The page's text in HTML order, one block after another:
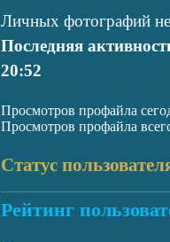
Личных фотографий
Последняя
20:52
Просмотров профайла
Просмотров профайла
Статус
Рейтинг